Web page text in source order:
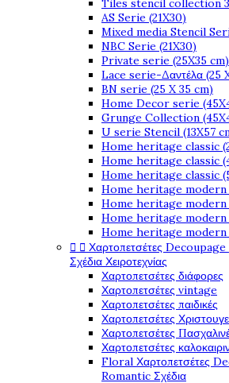
Tiles stencil collection
AS Serie (21X30)
Mixed media Stencil
NBC Serie (21X30)
Private serie (25X35 cm)
Lace serie-Δαντέλα (25
BN serie (25 X 35 cm)
Home Decor serie
Grunge Collection
U serie Stencil (13X57
Home heritage classic
Home heritage classic
Home heritage classic
Home heritage modern
Home heritage modern
Home heritage modern
Home heritage modern
  Χαρτοπετσέτες
Σχέδια Χειροτεχνίας
Χαρτοπετσέτες διάφορες
Χαρτοπετσέτες vintage
Χαρτοπετσέτες παιδικές
Χαρτοπετσέτες
Χαρτοπετσέτες
Χαρτοπετσέτες
Floral Χαρτοπετσέτες
Romantic Σχέδια